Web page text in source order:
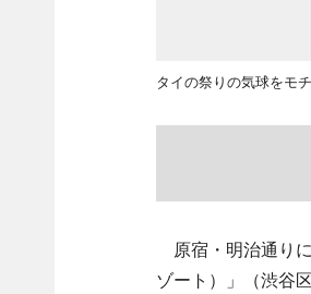
タイの祭りの気球をモ
原宿・明治通り
ゾート）」（渋谷